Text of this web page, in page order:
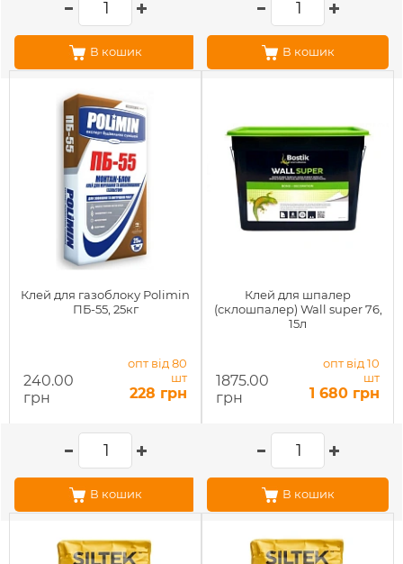
В кошик В кошик
Клей для газоблоку Polimin
ПБ-55, 25кг
240.00
грн
опт від 80
шт
228 грн
В кошик
Клей для шпалер
(склошпалер) Wall super 76,
15л
1875.00
грн
опт від 10
шт
1 680 грн
В кошик